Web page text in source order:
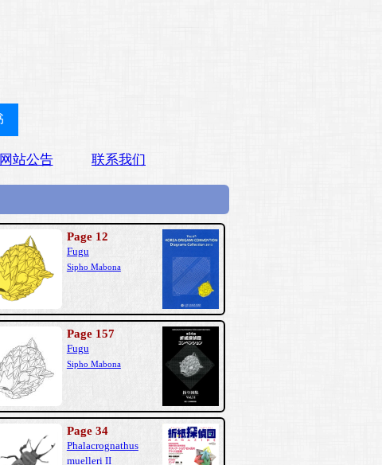
网站公告 联系我们
Page 12
Fugu
Sipho Mabona
Page 157
Fugu
Sipho Mabona
Page 34
Phalacrognathus
muelleri II